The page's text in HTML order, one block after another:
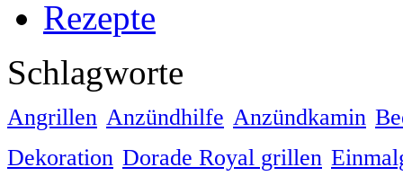
Rezepte
Schlagworte
Angrillen Anzündhilfe Anzündkamin
Dekoration Dorade Royal grillen